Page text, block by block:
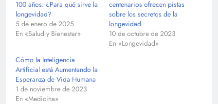
100 años: ¿Para qué sirve la
longevidad?
5 de enero de 2025
En «Salud y Bienestar»
centenarios ofrecen pistas
sobre los secretos de la
longevidad
10 de octubre de 2023
En «Longevidad»
Cómo la Inteligencia
Artificial está Aumentando la
Esperanza de Vida Humana
1 de noviembre de 2023
En «Medicina»